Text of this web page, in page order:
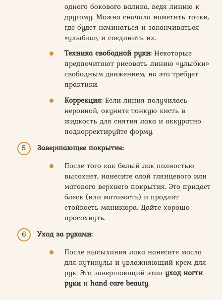
одного бокового валика, ведя линию к
другому. Можно сначала наметить точки,
где будет начинаться и заканчиваться
«улыбка», и соединить их.
Техника свободной руки: Некоторые
предпочитают рисовать линию «улыбки»
свободным движением, но это требует
практики.
Коррекция: Если линия получилась
неровной, окуните тонкую кисть в
жидкость для снятия лака и аккуратно
подкорректируйте форму.
Завершающее покрытие:
После того как белый лак полностью
высохнет, нанесите слой глянцевого или
матового верхнего покрытия. Это придаст
блеск (или матовость) и продлит
стойкость маникюра. Дайте хорошо
просохнуть.
Уход за руками:
После высыхания лака нанесите масло
для кутикулы и увлажняющий крем для
рук. Это завершающий этап уход ногти
рукии hand care beauty.